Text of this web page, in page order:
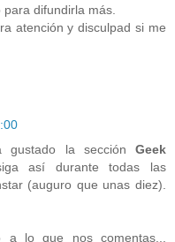
difundirla más.
atención y disculpad si me
la sección Geek
así durante todas las
(auguro que unas diez).
a lo que nos comentas...